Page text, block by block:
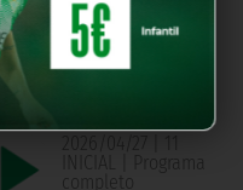
2026/04/28 | 11
INICIAL | Programa
completo
2026/04/27 | 11
INICIAL | Programa
completo